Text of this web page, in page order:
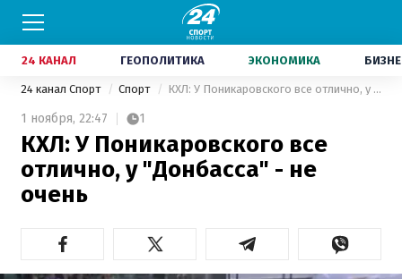
24 КАНАЛ ГЕОПОЛИТИКА ЭКОНОМИКА
24 канал Спорт Спорт КХЛ: У Поникаровского все отлично, у "Донбасса" - не очень
1 ноября, 22:47 1
КХЛ: У Поникаровского все
отлично, у "Донбасса" - не
очень